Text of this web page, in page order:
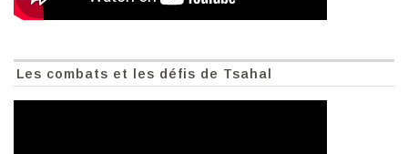
Les combats et les défis de Tsahal